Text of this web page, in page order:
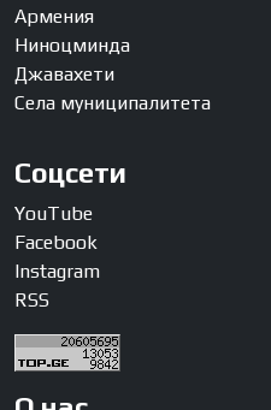
Армения
Ниноцминда
Джавахети
Села муниципалитета
Соцсети
YouTube
Facebook
Instagram
RSS